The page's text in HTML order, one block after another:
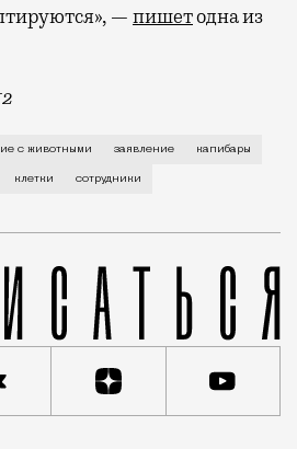
— пишетодна из
нового контактного кафе с
с животными заявление капибары
клетки сотрудники